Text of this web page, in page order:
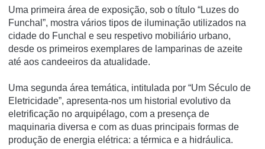
Uma primeira área de exposição, sob o título “Luzes do
Funchal”, mostra vários tipos de iluminação utilizados na
cidade do Funchal e seu respetivo mobiliário urbano,
desde os primeiros exemplares de lamparinas de azeite
até aos candeeiros da atualidade.
Uma segunda área temática, intitulada por “Um Século de
Eletricidade”, apresenta-nos um historial evolutivo da
eletrificação no arquipélago, com a presença de
maquinaria diversa e com as duas principais formas de
produção de energia elétrica: a térmica e a hidráulica.